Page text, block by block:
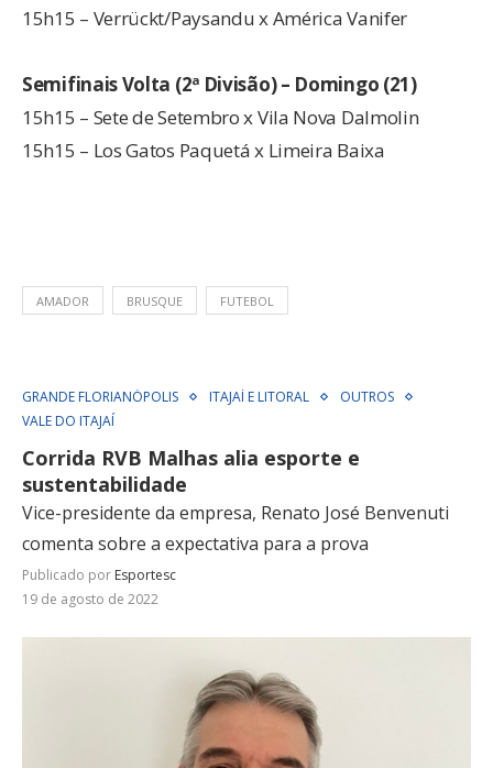
15h15 – Verrückt/Paysandu x América Vanifer
Semifinais Volta (2ª Divisão) – Domingo (21)
15h15 – Sete de Setembro x Vila Nova Dalmolin
15h15 – Los Gatos Paquetá x Limeira Baixa
AMADOR BRUSQUE FUTEBOL
GRANDE FLORIANÓPOLIS ITAJAÍ E LITORAL
OUTROS
VALE DO ITAJAÍ
Corrida RVB Malhas alia esporte e
sustentabilidade
Vice-presidente da empresa, Renato José Benvenuti
comenta sobre a expectativa para a prova
Publicado por Esportesc
19 de agosto de 2022